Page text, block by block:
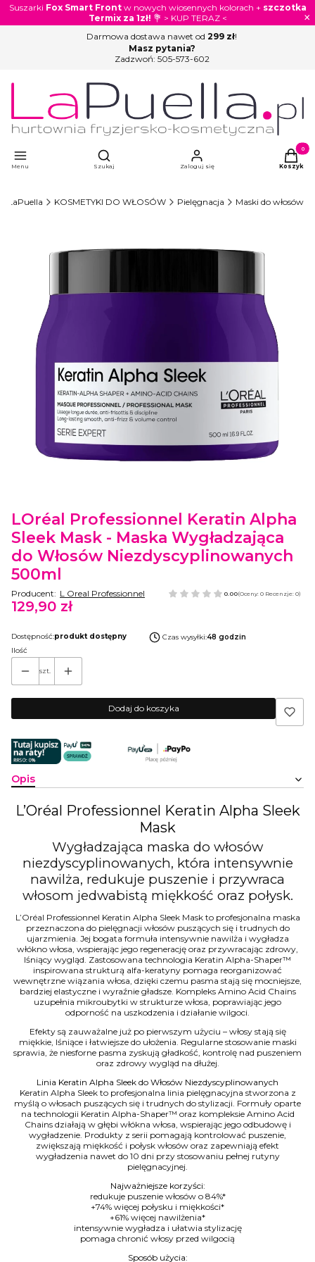
Suszarki Fox Smart Frontw nowych wiosennych kolorach + szczotka
Termix za 1zł! 💐 > KUP TERAZ < ×
Darmowa dostawa nawet od 299 zł!
Masz pytania?
Zadzwoń: 505-573-602
Menu
Otwórz wyszukiwarkę
Szukaj Zaloguj się Koszyk
LaPuella KOSMETYKI DO WŁOSÓW Pielęgnacja Maski do włosów
LOréal Professionnel Keratin Alpha
Sleek Mask - Maska Wygładzająca
do Włosów Niezdyscyplinowanych
500ml
Producent: L Oreal Professionnel 0.00(Oceny: 0 Recenzje: 0)
Cena
129,90 zł
Dostępność:produkt dostępny Czas wysyłki:48 godzin
Ilość
szt.
Dodaj do koszyka
Opis
L’Oréal Professionnel Keratin Alpha Sleek
Mask
Wygładzająca maska do włosów
niezdyscyplinowanych, która intensywnie
nawilża, redukuje puszenie i przywraca
włosom jedwabistą miękkość oraz połysk.
L’Oréal Professionnel Keratin Alpha Sleek Mask to profesjonalna maska
przeznaczona do pielęgnacji włosów puszących się i trudnych do
ujarzmienia. Jej bogata formuła intensywnie nawilża i wygładza
włókno włosa, wspierając jego regenerację oraz przywracając zdrowy,
lśniący wygląd. Zastosowana technologia Keratin Alpha-Shaper™
inspirowana strukturą alfa-keratyny pomaga reorganizować
wewnętrzne wiązania włosa, dzięki czemu pasma stają się mocniejsze,
bardziej elastyczne i wyraźnie gładsze. Kompleks Amino Acid Chains
uzupełnia mikroubytki w strukturze włosa, poprawiając jego
odporność na uszkodzenia i działanie wilgoci.
Efekty są zauważalne już po pierwszym użyciu – włosy stają się
miękkie, lśniące i łatwiejsze do ułożenia. Regularne stosowanie maski
sprawia, że niesforne pasma zyskują gładkość, kontrolę nad puszeniem
oraz zdrowy wygląd na dłużej.
Linia Keratin Alpha Sleek do Włosów Niezdyscyplinowanych
Keratin Alpha Sleek to profesjonalna linia pielęgnacyjna stworzona z
myślą o włosach puszących się i trudnych do stylizacji. Formuły oparte
na technologii Keratin Alpha-Shaper™ oraz kompleksie Amino Acid
Chains działają w głębi włókna włosa, wspierając jego odbudowę i
wygładzenie. Produkty z serii pomagają kontrolować puszenie,
zwiększają miękkość i połysk włosów oraz zapewniają efekt
wygładzenia nawet do 10 dni przy stosowaniu pełnej rutyny
pielęgnacyjnej.
Najważniejsze korzyści:
redukuje puszenie włosów o 84%*
+74% więcej połysku i miękkości*
+61% więcej nawilżenia*
intensywnie wygładza i ułatwia stylizację
pomaga chronić włosy przed wilgocią
Sposób użycia: